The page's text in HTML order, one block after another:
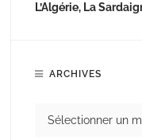
L’Algérie, La
ARCHIVES